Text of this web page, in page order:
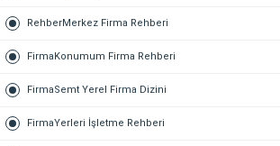
RehberMerkez Firma Rehberi
FirmaKonumum Firma Rehberi
FirmaSemt Yerel Firma Dizini
FirmaYerleri İşletme Rehberi